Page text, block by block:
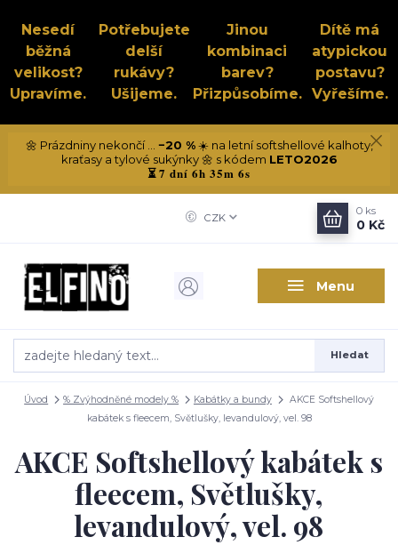
Nesedí
běžná
velikost?
Upravíme.
Potřebujete
delší
rukávy?
Ušijeme.
Jinou
kombinaci
barev?
Přizpůsobíme.
Dítě má
atypickou
postavu?
Vyřešíme.
🌼 Prázdniny nekončí ... −20 %☀️ na letní softshellové kalhoty,
kraťasy a tylové sukýnky 🌼 s kódem LETO2026
⏳7 dní 6h 35m 6s
Menu
CZK
Hledat
0 ks
0 Kč
Úvod % Zvýhodněné modely % Kabátky a bundy
AKCE Softshellový
kabátek s fleecem, Světlušky, levandulový, vel. 98
AKCE Softshellový kabátek s
fleecem, Světlušky,
levandulový, vel. 98